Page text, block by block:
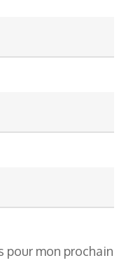
pour mon prochain